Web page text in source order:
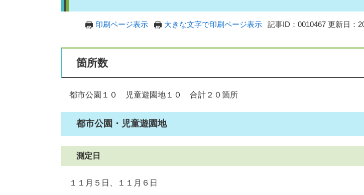
印刷ページ表示 大きな文字で印刷ページ表示 記事ID：0010467 更新日：
箇所数
都市公園１０ 児童遊園地１０ 合計２０箇所
都市公園・児童遊園地
測定日
１１月５日、１１月６日